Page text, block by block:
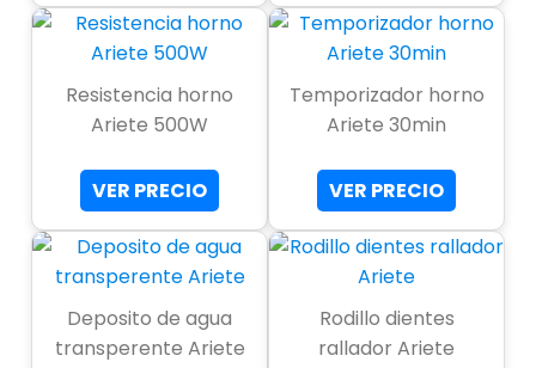
Resistencia horno
Ariete 500W
VER PRECIO
Temporizador horno
Ariete 30min
VER PRECIO
Deposito de agua
transperente Ariete
Rodillo dientes
rallador Ariete